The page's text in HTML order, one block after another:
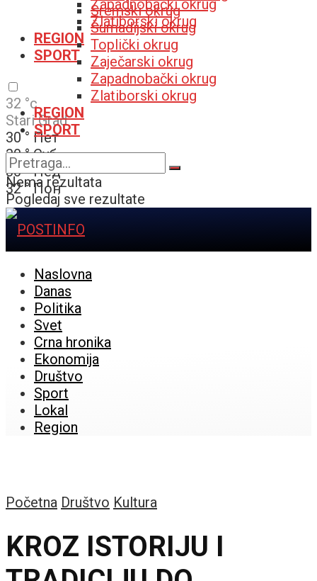
Zapadnobački okrug
Zlatiborski okrug
REGION
SPORT
32 °c
Stari Grad
30 ° Пет
30 ° Суб
30 ° Нед
32 ° Пон
Sremski okrug
Šumadijski okrug
Toplički okrug
Zaječarski okrug
Zapadnobački okrug
Zlatiborski okrug
REGION
SPORT
Nema rezultata
Pogledaj sve rezultate
Naslovna
Danas
Politika
Svet
Crna hronika
Ekonomija
Društvo
Sport
Lokal
Region
Početna Društvo Kultura
KROZ ISTORIJU I